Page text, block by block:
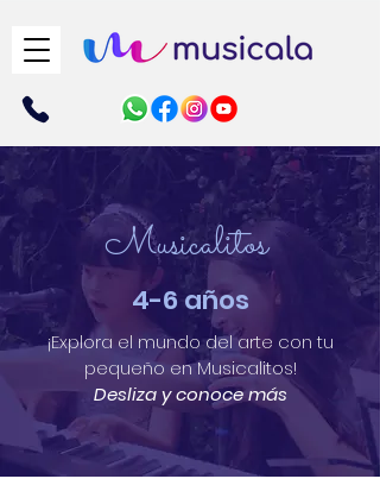
Musicalitos
4-6 años
¡Explora el mundo del arte con tu
pequeño en Musicalitos!
Desliza y conoce más